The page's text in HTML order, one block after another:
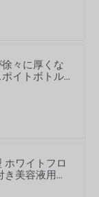
々に厚くな
イトボトル
ホワイトフロ
美容液用ガ
100ml